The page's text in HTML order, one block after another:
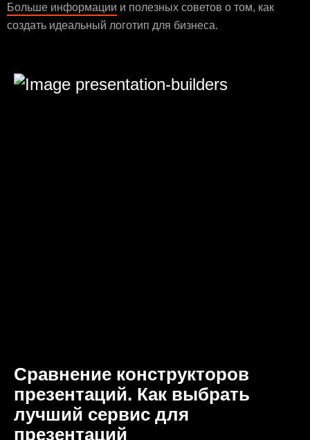
Больше информации и полезных советов о том, как
создать идеальный логотип для бизнеса.
Сравнение конструкторов
презентаций. Как выбрать
лучший сервис для
презентаций